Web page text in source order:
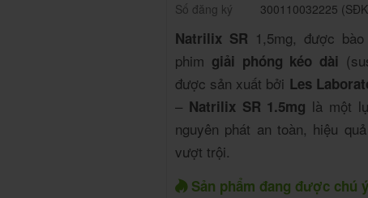
Số đăng ký
300110032225
Natrilix SR 1,5mg, được
phim giải phóng kéo dài
được sản xuất bởi Les
– Natrilix SR 1.5mg là một
nguyên phát an toàn, hiệu
vượt trội.
Sản phẩm đang được chú ý